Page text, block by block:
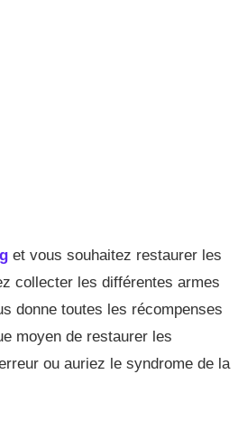
et vous souhaitez restaurer les
collecter les différentes armes
donne toutes les récompenses
moyen de restaurer les
ou auriez le syndrome de la